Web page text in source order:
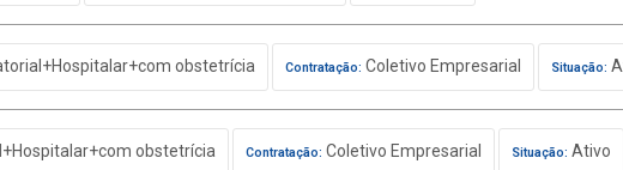
obstetrícia Contratação: Coletivo Empresarial Situação:
obstetrícia Contratação: Coletivo Empresarial Situação: Ativo